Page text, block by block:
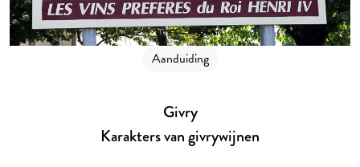
Aanduiding
Givry
Karakters van givrywijnen